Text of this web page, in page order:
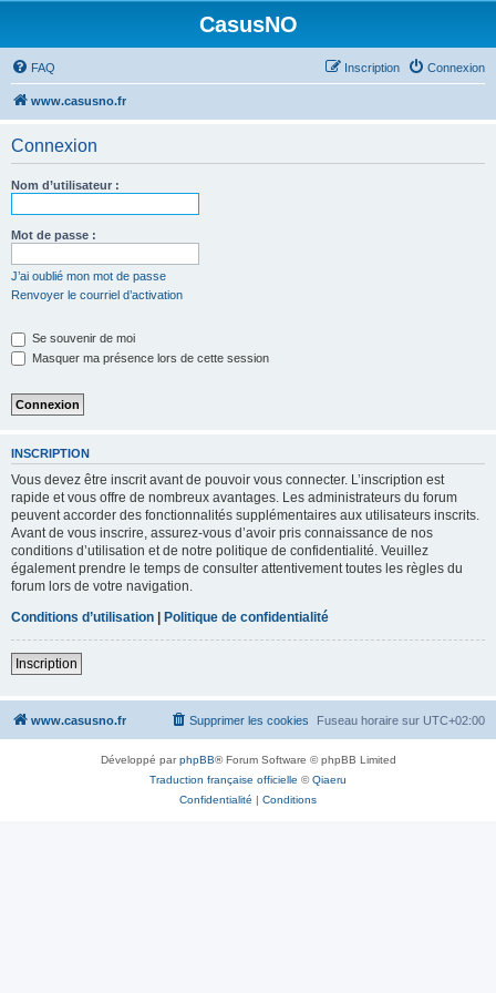
CasusNO
FAQ Connexion
Inscription
www.casusno.fr
Connexion
Nom d’utilisateur :
Mot de passe :
J’ai oublié mon mot de passe
Renvoyer le courriel d’activation
Se souvenir de moi
Masquer ma présence lors de cette session
INSCRIPTION
Vous devez être inscrit avant de pouvoir vous connecter. L’inscription est
rapide et vous offre de nombreux avantages. Les administrateurs du forum
peuvent accorder des fonctionnalités supplémentaires aux utilisateurs inscrits.
Avant de vous inscrire, assurez-vous d’avoir pris connaissance de nos
conditions d’utilisation et de notre politique de confidentialité. Veuillez
également prendre le temps de consulter attentivement toutes les règles du
forum lors de votre navigation.
Conditions d’utilisation | Politique de confidentialité
Inscription
www.casusno.fr Fuseau horaire sur UTC+02:00
Supprimer les cookies
Développé parphpBB® Forum Software © phpBB Limited
Traduction française officielle ©Qiaeru
Confidentialité | Conditions